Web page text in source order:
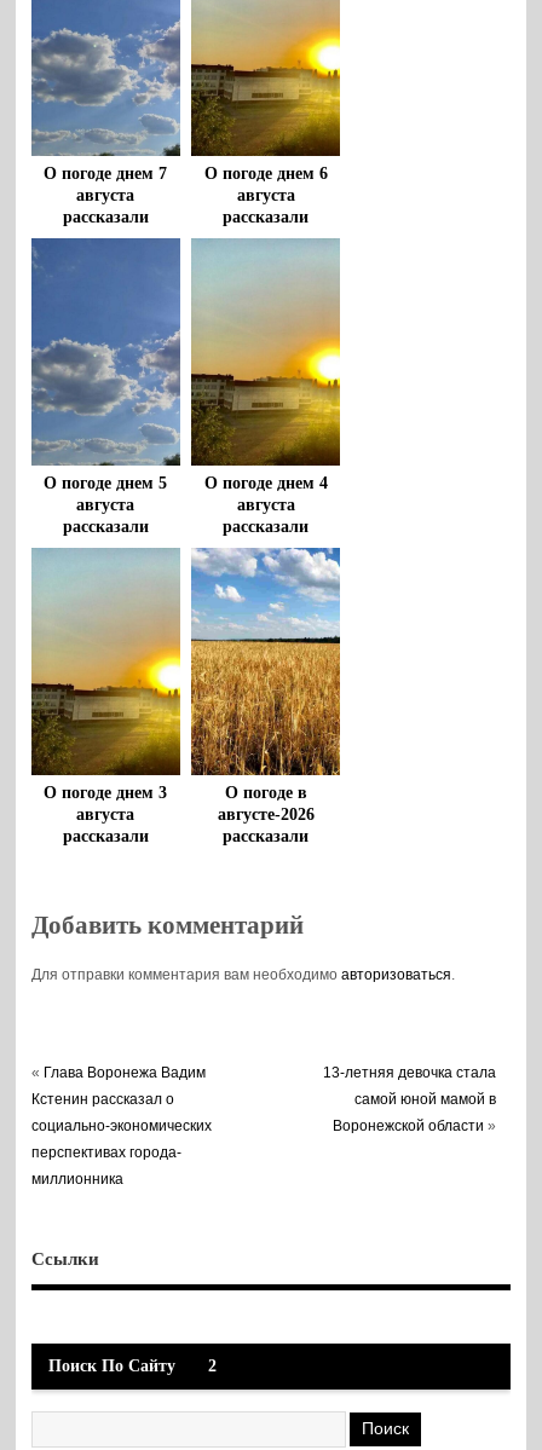
О погоде днем 7
августа
рассказали
воронежцам
О погоде днем 6
августа
рассказали
воронежцам
О погоде днем 5
августа
рассказали
воронежцам
О погоде днем 4
августа
рассказали
воронежцам
О погоде днем 3
августа
рассказали
О погоде в
августе-2026
рассказали
Добавить комментарий
Для отправки комментария вам необходимоавторизоваться.
« Глава Воронежа Вадим
Кстенин рассказал о
социально-экономических
перспективах города-
миллионника
13-летняя девочка стала
самой юной мамой в
Воронежской области »
Ссылки
Поиск По Сайту 2